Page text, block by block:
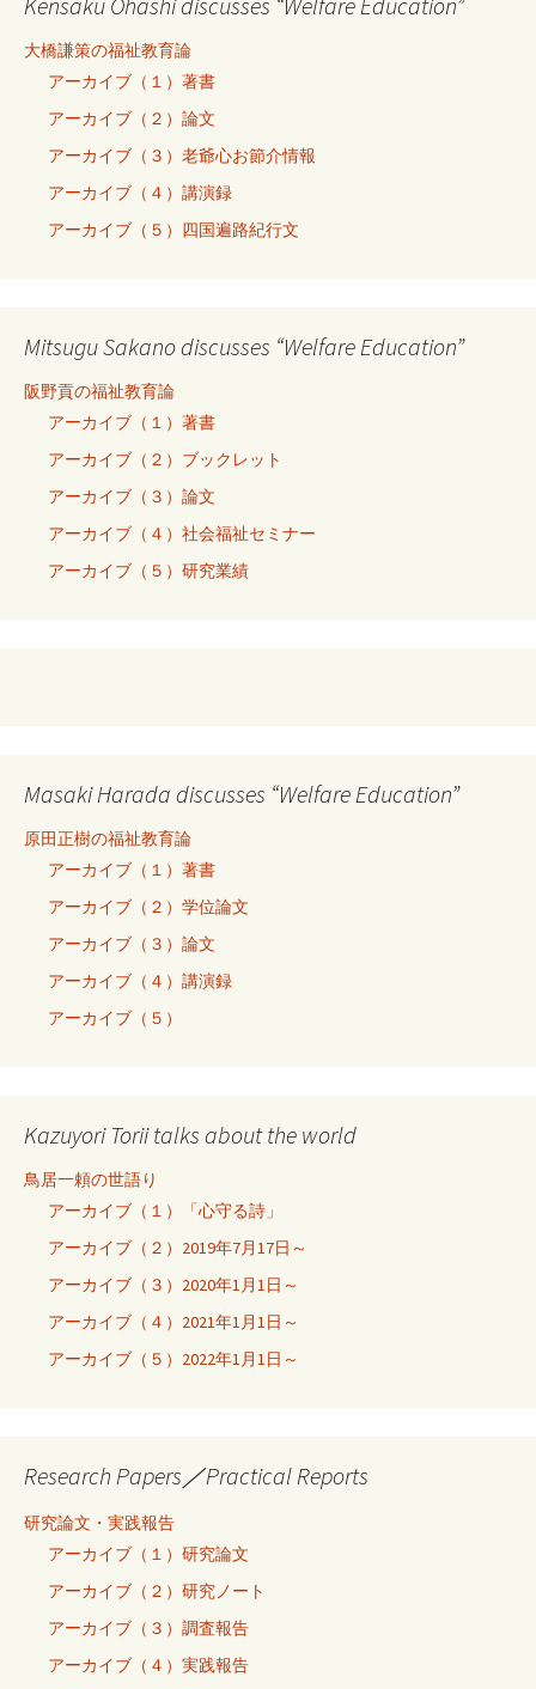
大橋謙策の福祉教育論
アーカイブ（１）著書
アーカイブ（２）論文
アーカイブ（３）老爺心お節介情報
アーカイブ（４）講演録
アーカイブ（５）四国遍路紀行文
Mitsugu Sakano discusses “Welfare Education”
阪野貢の福祉教育論
アーカイブ（１）著書
アーカイブ（２）ブックレット
アーカイブ（３）論文
アーカイブ（４）社会福祉セミナー
アーカイブ（５）研究業績
Masaki Harada discusses “Welfare Education”
原田正樹の福祉教育論
アーカイブ（１）著書
アーカイブ（２）学位論文
アーカイブ（３）論文
アーカイブ（４）講演録
アーカイブ（５）
Kazuyori Torii talks about the world
鳥居一頼の世語り
アーカイブ（１）「心守る詩」
アーカイブ（２）2019年7月17日～
アーカイブ（３）2020年1月1日～
アーカイブ（４）2021年1月1日～
アーカイブ（５）2022年1月1日～
Research Papers／Practical Reports
研究論文・実践報告
アーカイブ（１）研究論文
アーカイブ（２）研究ノート
アーカイブ（３）調査報告
アーカイブ（４）実践報告